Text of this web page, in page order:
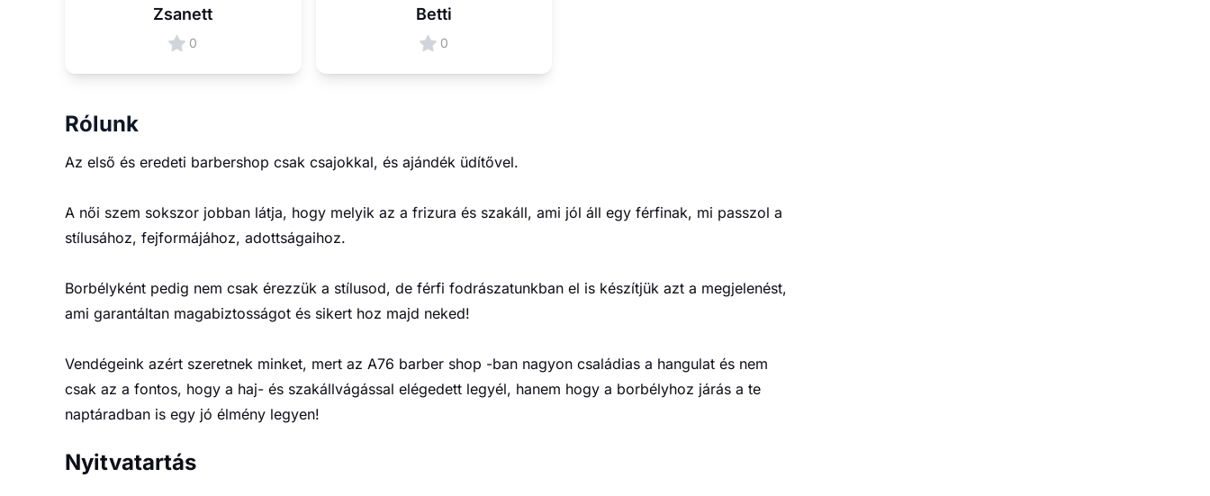
Zsanett
0
Betti
0
Rólunk
Az első és eredeti barbershop csak csajokkal, és ajándék üdítővel.
A női szem sokszor jobban látja, hogy melyik az a frizura és szakáll, ami jól áll egy férfinak, mi passzol a
stílusához, fejformájához, adottságaihoz.
Borbélyként pedig nem csak érezzük a stílusod, de férfi fodrászatunkban el is készítjük azt a megjelenést,
ami garantáltan magabiztosságot és sikert hoz majd neked!
Vendégeink azért szeretnek minket, mert az A76 barber shop -ban nagyon családias a hangulat és nem
csak az a fontos, hogy a haj- és szakállvágással elégedett legyél, hanem hogy a borbélyhoz járás a te
naptáradban is egy jó élmény legyen!
Nyitvatartás